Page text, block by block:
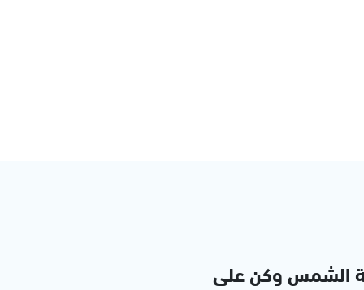
الشمس وكن على